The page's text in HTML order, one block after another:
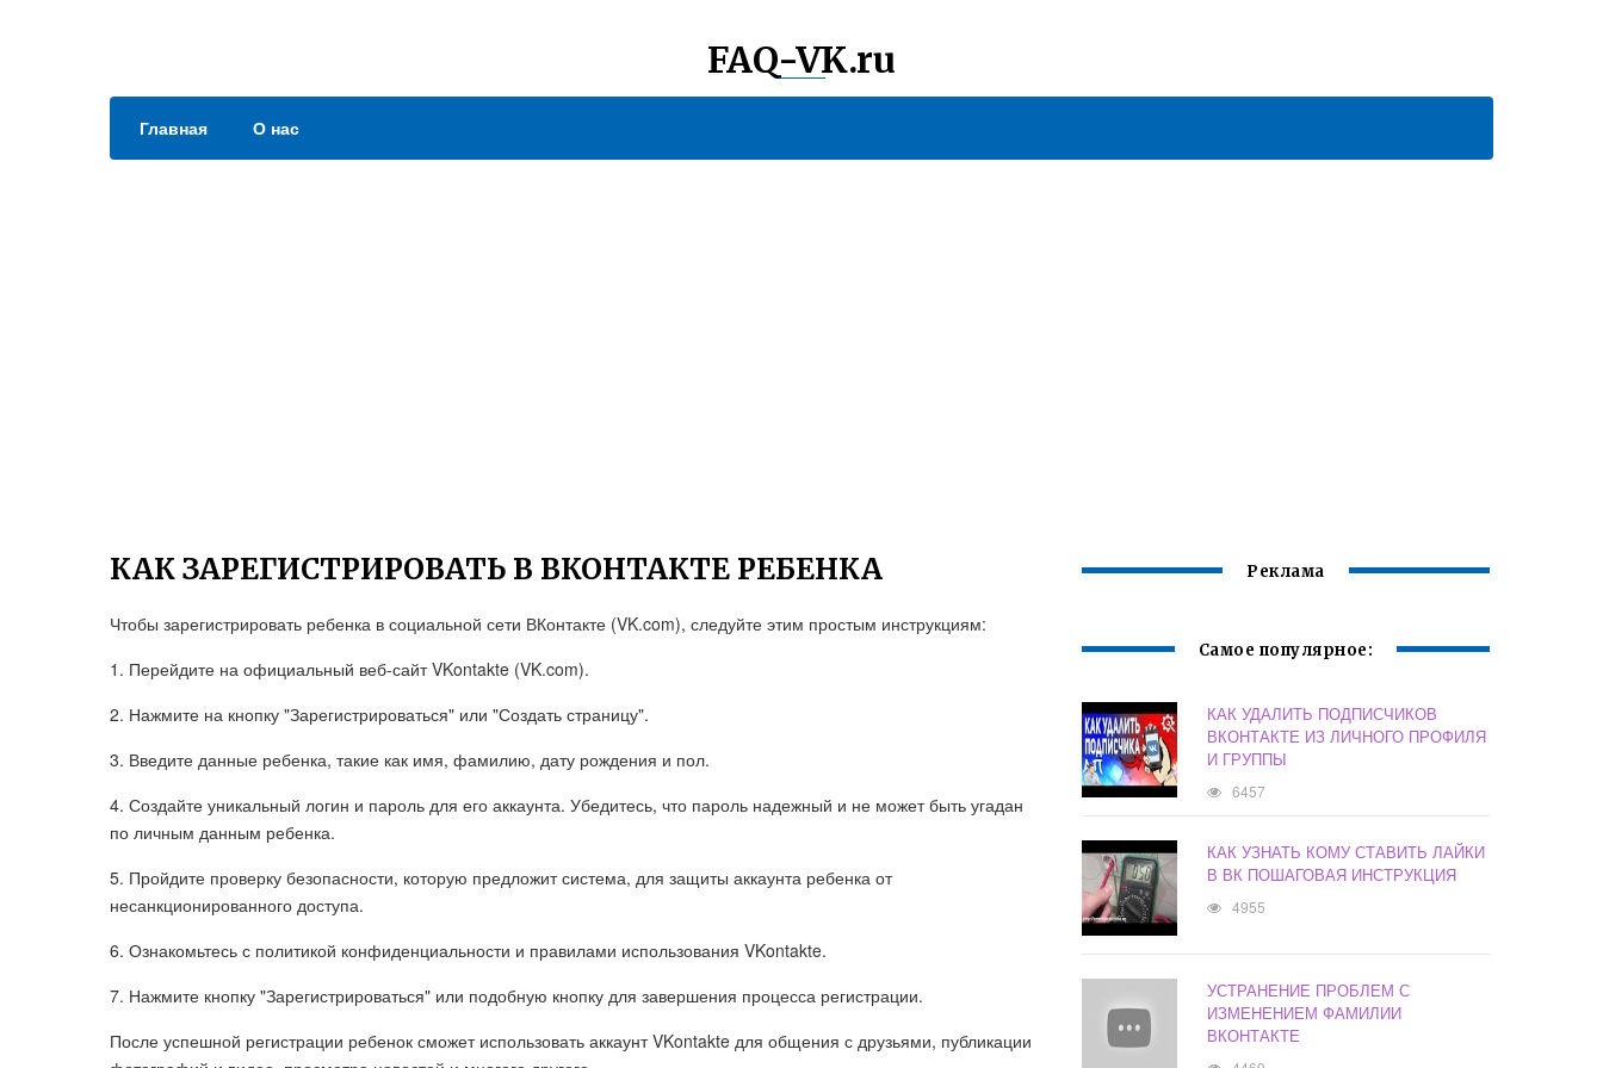
FAQ-VK.ru
Главная О нас
КАК ЗАРЕГИСТРИРОВАТЬ В ВКОНТАКТЕ РЕБЕНКА
Чтобы зарегистрировать ребенка в социальной сети ВКонтакте (VK.com), следуйте этим простым инструкциям:
1. Перейдите на официальный веб-сайт VKontakte (VK.com).
2. Нажмите на кнопку "Зарегистрироваться" или "Создать страницу".
3. Введите данные ребенка, такие как имя, фамилию, дату рождения и пол.
4. Создайте уникальный логин и пароль для его аккаунта. Убедитесь, что пароль надежный и не может быть угадан
по личным данным ребенка.
5. Пройдите проверку безопасности, которую предложит система, для защиты аккаунта ребенка от
несанкционированного доступа.
6. Ознакомьтесь с политикой конфиденциальности и правилами использования VKontakte.
7. Нажмите кнопку "Зарегистрироваться" или подобную кнопку для завершения процесса регистрации.
После успешной регистрации ребенок сможет использовать аккаунт VKontakte для общения с друзьями, публикации
Реклама
Самое популярное:
КАК УДАЛИТЬ ПОДПИСЧИКОВ
ВКОНТАКТЕ ИЗ ЛИЧНОГО ПРОФИЛЯ
И ГРУППЫ
6457
КАК УЗНАТЬ КОМУ СТАВИТЬ ЛАЙКИ
В ВК ПОШАГОВАЯ ИНСТРУКЦИЯ
4955
УСТРАНЕНИЕ ПРОБЛЕМ С
ИЗМЕНЕНИЕМ ФАМИЛИИ
ВКОНТАКТЕ